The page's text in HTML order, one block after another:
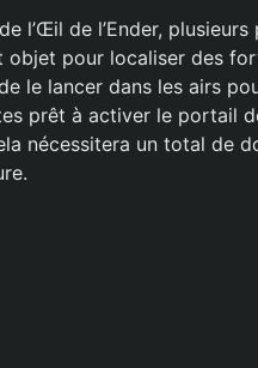
l’Œil de l’Ender,
pour localiser des
le lancer dans les airs
prêt à activer le portail
nécessitera un total de